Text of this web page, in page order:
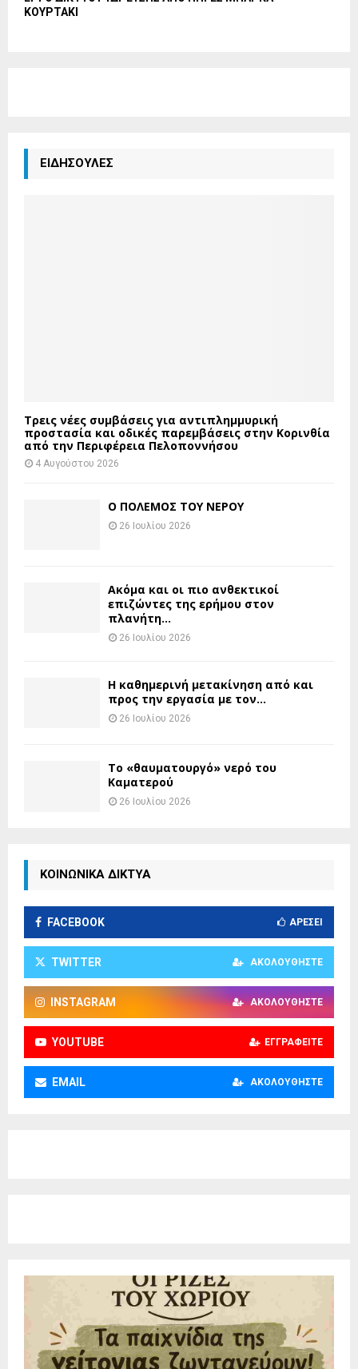
ΚΟΥΡΤΑΚΙ
ΕΙΔΗΣΟΥΛΕΣ
Τρεις νέες συμβάσεις για αντιπλημμυρική
προστασία και οδικές παρεμβάσεις στην Κορινθία
από την Περιφέρεια Πελοποννήσου
4 Αυγούστου 2026
Ο ΠΟΛΕΜΟΣ ΤΟΥ ΝΕΡΟΥ
26 Ιουλίου 2026
Ακόμα και οι πιο ανθεκτικοί
επιζώντες της ερήμου στον
πλανήτη...
26 Ιουλίου 2026
H καθημερινή μετακίνηση από και
προς την εργασία με τον...
26 Ιουλίου 2026
Το «θαυματουργό» νερό του
Καματερού
26 Ιουλίου 2026
ΚΟΙΝΩΝΙΚΑ ΔΙΚΤΥΑ
FACEBOOK ΑΡΈΣΕΙ
TWITTER ΑΚΟΛΟΥΘΉΣΤΕ
INSTAGRAM ΑΚΟΛΟΥΘΉΣΤΕ
YOUTUBE ΕΓΓΡΑΦΕΊΤΕ
EMAIL ΑΚΟΛΟΥΘΉΣΤΕ